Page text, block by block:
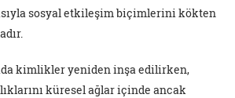
sosyal etkileşim biçimlerini kökten
kimlikler yeniden inşa edilirken,
küresel ağlar içinde ancak